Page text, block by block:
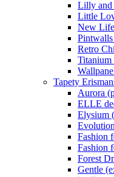
Lilly and
Little
New
Retro
Titanium
Tapety
Aurora
ELLE
Elysium
Fashion
Fashion
Forest
Gentle